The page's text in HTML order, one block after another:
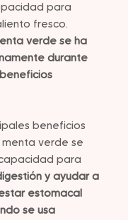
para
fresco.
verde se ha
durante
beneficios
verde se
para
y ayudar a
estomacal
se usa